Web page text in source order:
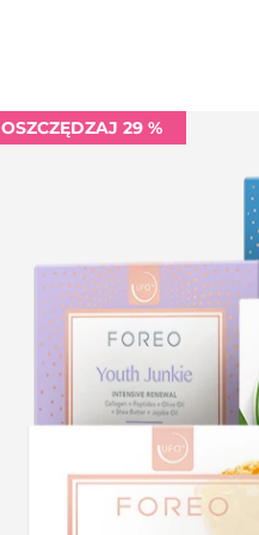
OSZCZĘDZAJ 29 %